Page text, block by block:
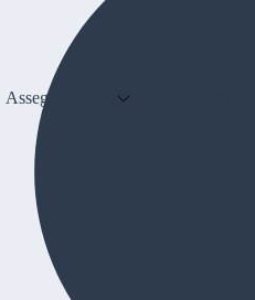
Assegurances